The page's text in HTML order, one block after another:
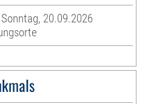
20.09.2026